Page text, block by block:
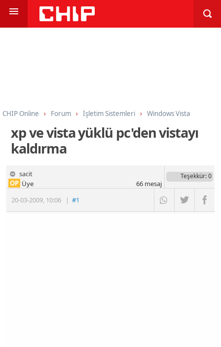
CHIP Online Forum İşletim Sistemleri Windows Vista
xp ve vista yüklü pc'den vistayı
kaldırma
sacit
20-03-2009, 10:06 |#1
OP Üye
Teşekkür: 0
66mesaj